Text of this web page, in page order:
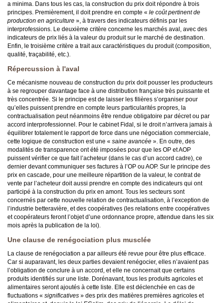
a minima. Dans tous les cas, la construction du prix doit répondre à trois
principes. Premièrement, il doit prendre en compte « le coût pertinent de
production en agriculture », à travers des indicateurs définis par les
interprofessions. Le deuxième critère concerne les marchés aval, avec des
indicateurs de prix liés à la valeur du produit sur le marché de destination.
Enfin, le troisième critère a trait aux caractéristiques du produit (composition,
qualité, traçabilité, etc.).
Répercussion à l'aval
Ce mécanisme nouveau de construction du prix doit pousser les producteurs
à se regrouper davantage face à une distribution française très puissante et
très concentrée. Si le principe est de laisser les filières s’organiser pour
qu’elles puissent prendre en compte leurs particularités propres, la
contractualisation peut néanmoins être rendue obligatoire par décret ou par
accord interprofessionnel. Pour le cabinet Fidal, si le droit n’arrivera jamais à
équilibrer totalement le rapport de force dans une négociation commerciale,
cette logique de construction est une « saine avancée ». En outre, des
modalités de transparence ont été imposées pour que les OP et AOP
puissent vérifier ce que fait l’acheteur (dans le cas d’un accord cadre), ce
dernier devant communiquer ses factures à l’OP ou AOP. Sur le principe des
prix en cascade, pour une meilleure répartition de la valeur, le contrat de
vente par l’acheteur doit aussi prendre en compte des indicateurs qui ont
participé à la construction du prix en amont. Tous les secteurs sont
concernés par cette nouvelle relation de contractualisation, à l’exception de
l’industrie betteravière, et des coopératives (les relations entre coopératives
et coopérateurs feront l’objet d’une ordonnance propre, attendue dans les six
mois après la publication de la loi).
Une clause de renégociation plus musclée
La clause de renégociation a par ailleurs été revue pour être plus efficace.
Car si auparavant, les deux parties devaient renégocier, elles n’avaient pas
l’obligation de conclure à un accord, et elle ne concernait que certains
produits identifiés sur une liste. Dorénavant, tous les produits agricoles et
alimentaires seront ajoutés à cette liste. Elle est déclenchée en cas de
fluctuations « significatives » des prix des matières premières agricoles et